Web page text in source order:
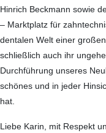
Hinrich Beckmann sowie
– Marktplatz für
dentalen Welt einer
schließlich auch ihr
Durchführung unseres
schönes und in jeder
hat.
Liebe Karin, mit Respekt